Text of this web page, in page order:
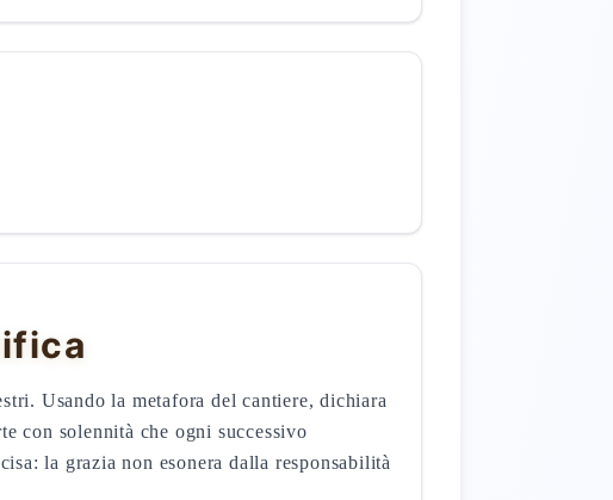
Usando la metafora del cantiere, dichiara
con solennità che ogni successivo
la grazia non esonera dalla responsabilità